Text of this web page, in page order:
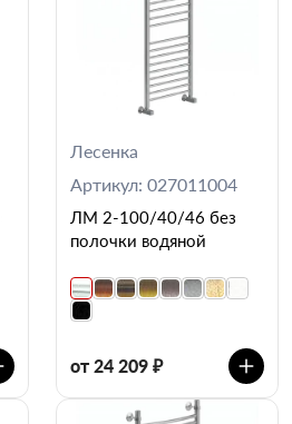
Лесенка
Артикул: 027011004
ЛМ 2-100/40/46 без
полочки водяной
от 24 209 ₽